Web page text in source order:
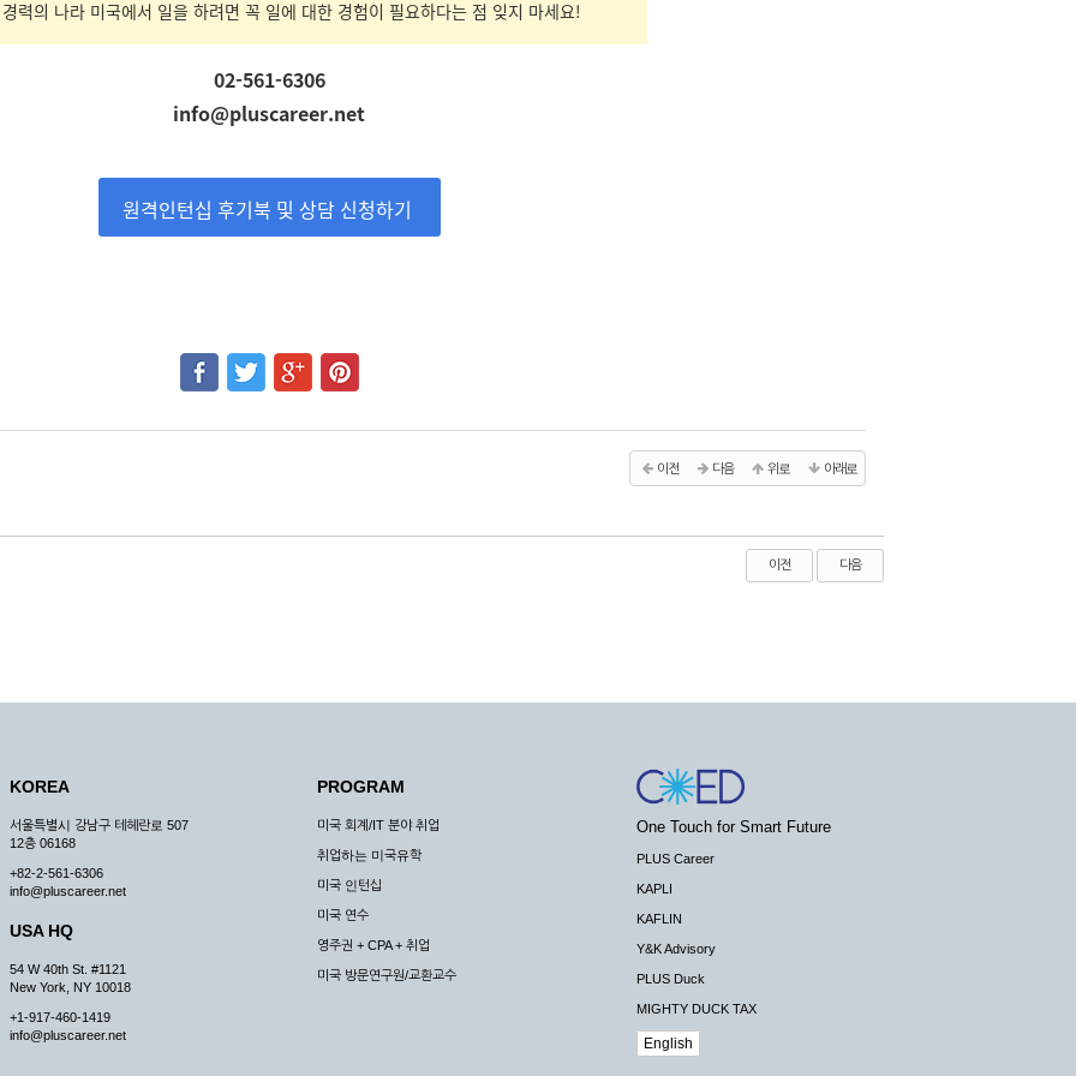
력의 나라 미국에서 일을 하려면 꼭 일에 대한 경험이 필요하다는 점 잊지 마세요!
02-561-6306
info@pluscareer.net
원격인턴십 후기북 및 상담 신청하기
이전 다음 위로 아래로
이전 다음
KOREA
서울특별시 강남구 테헤란로 507
12층 06168
+82-2-561-6306
info@pluscareer.net
USA HQ
54 W 40th St. #1121
New York, NY 10018
+1-917-460-1419
info@pluscareer.net
PROGRAM
미국 회계/IT 분야 취업
취업하는 미국유학
미국 인턴십
미국 연수
영주권 + CPA + 취업
미국 방문연구원/교환교수
One Touch for Smart Future
PLUS Career
KAPLI
KAFLIN
Y&K Advisory
PLUS Duck
MIGHTY DUCK TAX
English